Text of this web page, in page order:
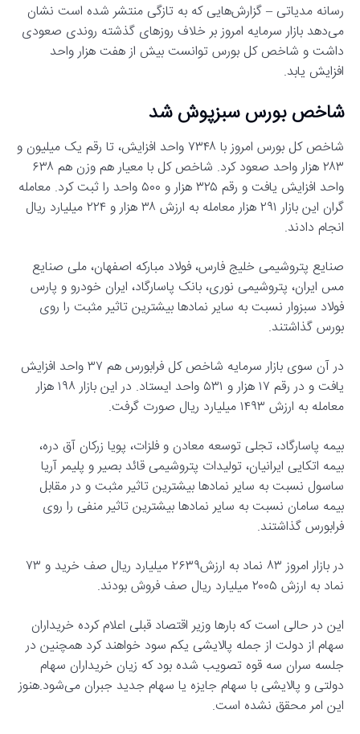
رسانه مدیاتی – گزارش‌هایی که به تازگی منتشر شده است نشان
می‌دهد بازار سرمایه امروز بر خلاف روزهای گذشته روندی صعودی
داشت و شاخص کل بورس توانست بیش از هفت هزار واحد
افزایش یابد.
شاخص بورس سبزپوش شد
شاخص کل بورس امروز با ۷۳۴۸ واحد افزایش، تا رقم یک میلیون و
۲۸۳ هزار واحد صعود کرد. شاخص کل با معیار هم وزن هم ۶۳۸
واحد افزایش یافت و رقم ۳۲۵ هزار و ۵۰۰ واحد را ثبت کرد. معامله
گران این بازار ۲۹۱ هزار معامله به ارزش ۳۸ هزار و ۲۲۴ میلیارد ریال
انجام دادند.
صنایع پتروشیمی خلیج فارس، فولاد مبارکه اصفهان، ملی صنایع
مس ایران، پتروشیمی نوری، بانک پاسارگاد، ایران خودرو و پارس
فولاد سبزوار نسبت به سایر نمادها بیشترین تاثیر مثبت را روی
بورس گذاشتند.
در آن سوی بازار سرمایه شاخص کل فرابورس هم ۳۷ واحد افزایش
یافت و در رقم ۱۷ هزار و ۵۳۱ واحد ایستاد. در این بازار ۱۹۸ هزار
معامله به ارزش ۱۴۹۳ میلیارد ریال صورت گرفت.
بیمه پاسارگاد، تجلی توسعه معادن و فلزات، پویا زرکان آق دره،
بیمه اتکایی ایرانیان، تولیدات پتروشیمی قائد بصیر و پلیمر آریا
ساسول نسبت به سایر نمادها بیشترین تاثیر مثبت و در مقابل
بیمه سامان نسبت به سایر نمادها بیشترین تاثیر منفی را روی
فرابورس گذاشتند.
در بازار امروز ۸۳ نماد به ارزش۲۶۳۹ میلیارد ریال صف خرید و ۷۳
نماد به ارزش ۲۰۰۵ میلیارد ریال صف فروش بودند.
این در حالی است که بارها وزیر اقتصاد قبلی اعلام کرده خریداران
سهام از دولت از جمله پالایشی یکم سود خواهند کرد همچنین در
جلسه سران سه قوه تصویب شده بود که زیان خریداران سهام
دولتی و پالایشی با سهام جایزه یا سهام جدید جبران می‌شود.هنوز
این امر محقق نشده است.